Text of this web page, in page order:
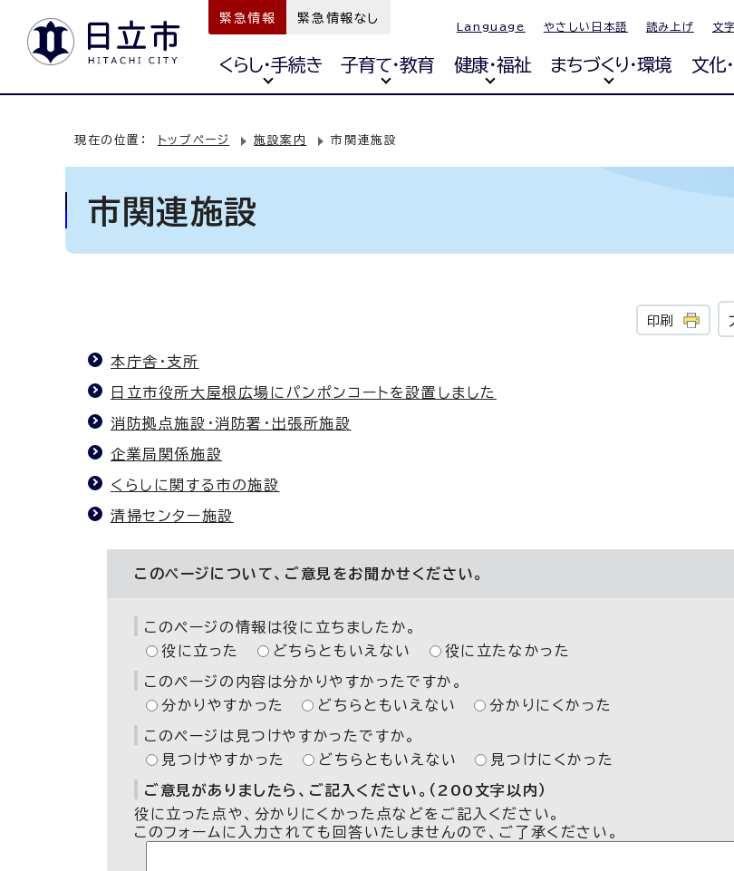
緊急情報 緊急情報なし
Language やさしい日本語 読み上げ 文
くらし・手続き 子育て・教育 健康・福祉 まちづくり・環境 文化
現在の位置： トップページ 施設案内 市関連施設
市関連施設
印刷
本庁舎・支所
日立市役所大屋根広場にパンポンコートを設置しました
消防拠点施設・消防署・出張所施設
企業局関係施設
くらしに関する市の施設
清掃センター施設
このページについて、ご意見をお聞かせください。
このページの情報は役に立ちましたか。
役に立った
どちらともいえない 役に立たなかった
このページの内容は分かりやすかったですか。
分かりやすかった
どちらともいえない 分かりにくかった
このページは見つけやすかったですか。
見つけやすかった
どちらともいえない 見つけにくかった
ご意見がありましたら、ご記入ください。（200文字以内）
役に立った点や、分かりにくかった点などをご記入ください。
このフォームに入力されても回答いたしませんので、ご了承ください。